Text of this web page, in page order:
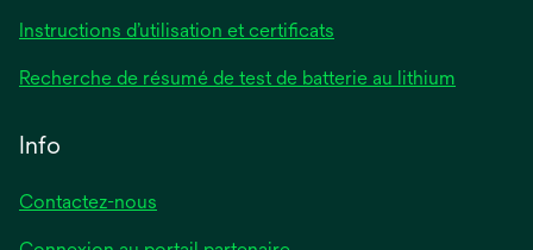
Instructions d’utilisation et certificats
Recherche de résumé de test de batterie au lithium
Info
Contactez-nous